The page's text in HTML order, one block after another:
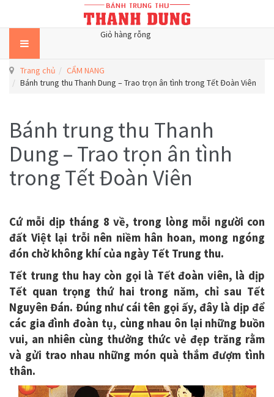
Giỏ hàng rỗng
Trang chủ
CẨM NANG
Bánh trung thu Thanh Dung – Trao trọn ân tình trong Tết Đoàn Viên
Bánh trung thu Thanh
Dung – Trao trọn ân tình
trong Tết Đoàn Viên
Cứ mỗi dịp tháng 8 về, trong lòng mỗi người con
đất Việt lại trỗi nên niềm hân hoan, mong ngóng
đón chờ không khí của ngày Tết Trung thu.
Tết trung thu hay còn gọi là Tết đoàn viên, là dịp
Tết quan trọng thứ hai trong năm, chỉ sau Tết
Nguyên Đán. Đúng như cái tên gọi ấy, đây là dịp để
các gia đình đoàn tụ, cùng nhau ôn lại những buồn
vui, an nhiên cùng thưởng thức vẻ đẹp trăng rằm
và gửi trao nhau những món quà thắm đượm tình
thân.